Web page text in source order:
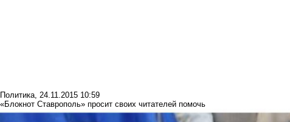
Политика, 24.11.2015 10:59
«Блокнот Ставрополь» просит своих читателей помочь